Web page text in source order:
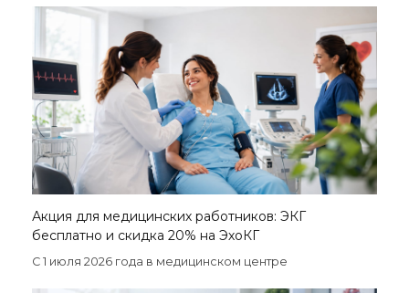
Акция для медицинских работников: ЭКГ
бесплатно и скидка 20% на ЭхоКГ
С 1 июля 2026 года в медицинском центре